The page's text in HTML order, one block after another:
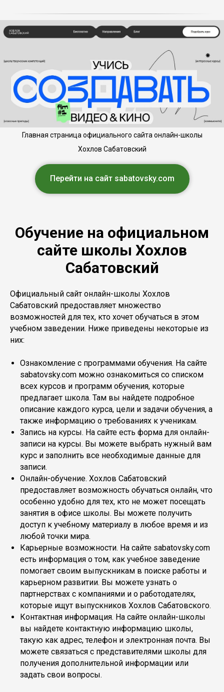
Главная страница официального сайта онлайн-школы
Хохлов Сабатовский
Перейти на сайт sabatovsky.com
Обучение на официальном
сайте школы Хохлов
Сабатовский
Официальный сайт онлайн-школы Хохлов
Сабатовский предоставляет множество
возможностей для тех, кто хочет обучаться в этом
учебном заведении. Ниже приведены некоторые из
них:
Ознакомление с программами обучения. На сайте
sabatovsky.com можно ознакомиться со списком
всех курсов и программ обучения, которые
предлагает школа. Там вы найдете подробное
описание каждого курса, цели и задачи обучения, а
также информацию о требованиях к ученикам.
Запись на курсы. На сайте есть форма для онлайн-
записи на курсы. Вы можете выбрать нужный вам
курс и заполнить все необходимые данные для
записи.
Онлайн-обучение. Хохлов Сабатовский
предоставляет возможность обучаться онлайн, что
особенно удобно для тех, кто не может посещать
занятия в офисе школы. Вы можете получить
доступ к учебному материалу в любое время и из
любой точки мира.
Карьерные возможности. На сайте sabatovsky.com
есть информация о том, как учебное заведение
помогает своим выпускникам в поиске работы и
карьерном развитии. Вы можете узнать о
партнерствах с компаниями и о работодателях,
которые ищут выпускников Хохлов Сабатовского.
Контактная информация. На сайте онлайн-школы
вы найдете контактную информацию школы,
такую как адрес, телефон и электронная почта. Вы
можете связаться с представителями школы для
получения дополнительной информации или
задать свои вопросы.